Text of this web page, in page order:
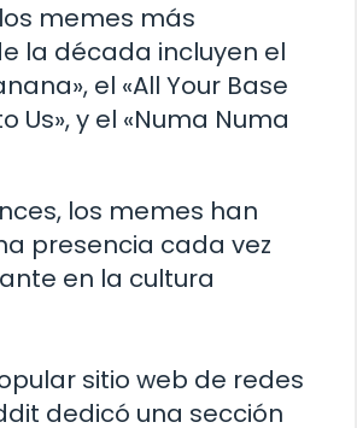
memes más
la década incluyen el
el «All Your Base
Us», y el «Numa Numa
los memes han
presencia cada vez
en la cultura
sitio web de redes
dedicó una sección